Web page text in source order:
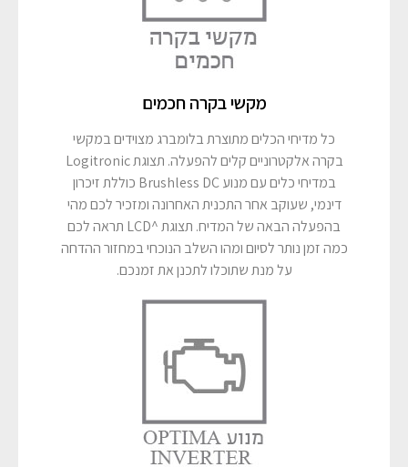
מקשי בקרה חכמים
כל מדיחי הכלים מתוצרת בלומברג מצוידים במקשי
בקרה אלקטרוניים קלים להפעלה. תצוגת Logitronic
במדיחי כלים עם מנוע Brushless DC כוללת זיכרון
דינמי, שעוקב אחר התכנית האחרונה ומזכיר לכם מהי
בהפעלה הבאה של המדיח. תצוגת ^LCD תראה לכם
כמה זמן נותר לסיום ומהו השלב הנוכחי במחזור ההדחה
על מנת שתוכלו לתכנן את זמנכם.